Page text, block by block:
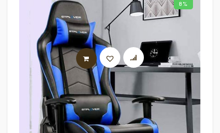
8%
LIRE LA SUITE